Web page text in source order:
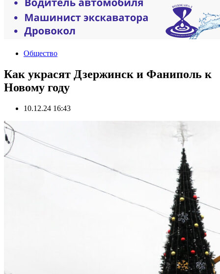
Общество
Как украсят Дзержинск и Фаниполь к
Новому году
10.12.24 16:43